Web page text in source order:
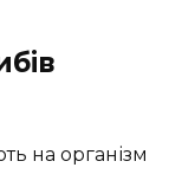
на організм